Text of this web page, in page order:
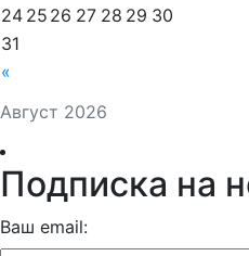
Август 2026
«
24 25 26 27 28 29 30
31
Подписка на
Ваш email: